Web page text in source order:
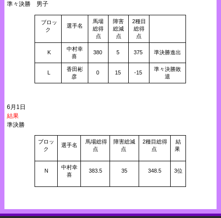
準々決勝 男子
ブロッ
ク
選手名
馬場
総得
点
障害
総減
点
2種目
総得
点
K
中村幸
喜
380 5 375 準決勝進出
L
香田彬
彦
0 15 -15
準々決勝敗
退
6月1日
結果
準決勝
ブロッ
ク
選手名
馬場総得
点
障害総減
点
2種目総得
点
結
果
N
中村幸
喜
383.5 35 348.5 3位